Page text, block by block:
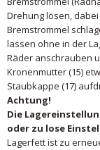
Drehung lösen,
Bremstrommel
lassen ohne in der
Räder anschrauben
Kronenmutter (15)
Staubkappe (17)
Achtung!
Die
oder zu lose
Lagerfett ist zu